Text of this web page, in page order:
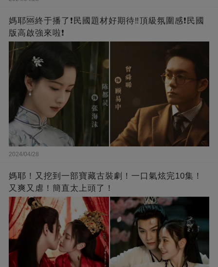
媽耶🆘終于播了❗️民國題材好期待‼️頂級氛圍感❗️民國
版高啟強來啦❗
2024/04/28
媽耶！又挖到一部寶藏古裝劇！一口氣炫完10集！
又爽又虐！簡直太上頭了！